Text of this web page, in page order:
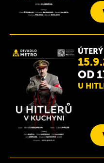
ÚTERÝ
OD
U